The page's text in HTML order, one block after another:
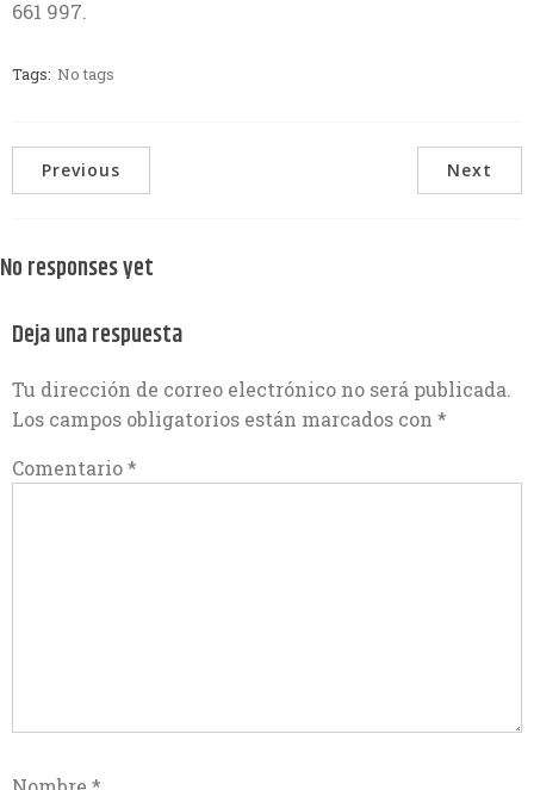
661 997.
Tags: No tags
Previous Next
No responses yet
Deja una respuesta
Tu dirección de correo electrónico no será publicada.
Los campos obligatorios están marcados con *
Comentario*